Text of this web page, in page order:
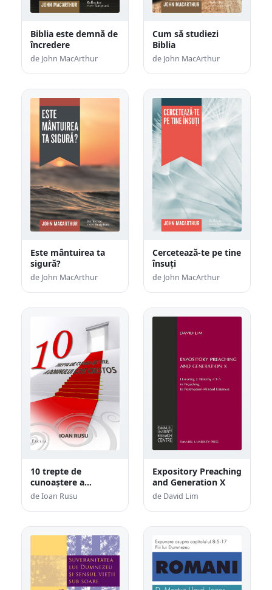
Biblia este demnă de
încredere
de John MacArthur
Cum să studiezi
Biblia
de John MacArthur
Este mântuirea ta
sigură?
de John MacArthur
Cercetează-te pe tine
însuți
de John MacArthur
10 trepte de
cunoaștere a
Domnului Isus
de Ioan Rusu
Expository Preaching
and Generation X
de David Lim